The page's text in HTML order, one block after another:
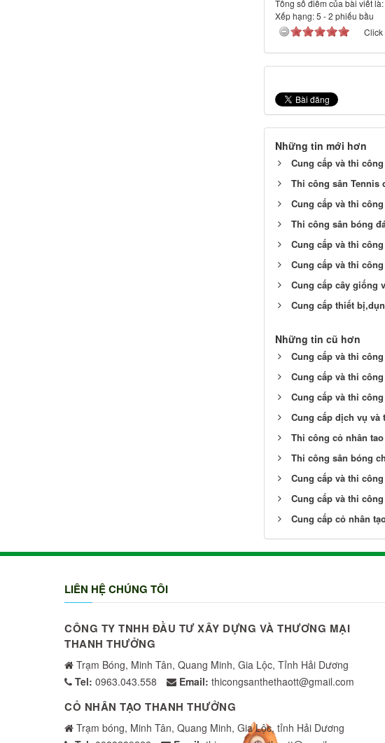
Tổng số điểm của bài viết
Xếp hạng:5 -2 phiếu bầu
Click
Những tin mới hơn
Cung cấp và thi
Thi công sân Tennis
Cung cấp và thi
Thi công sân bóng
Cung cấp và thi
Cung cấp và thi
Cung cấp cây giống
Cung cấp thiết
Những tin cũ hơn
Cung cấp và thi
Cung cấp và thi
Cung cấp và thi
Cung cấp dịch vụ
Thi công cỏ nhân
Thi công sân bóng
Cung cấp và thi
Cung cấp và thi
Cung cấp cỏ nhân
LIÊN HỆ CHÚNG TÔI
CÔNG TY TNHH ĐẦU TƯ XÂY DỰNG VÀ THƯƠNG MẠI
THANH THƯỞNG
Trạm Bóng, Minh Tân, Quang Minh, Gia Lộc, Tỉnh Hải Dương
Tel: 0963.043.558 Email: thicongsanthethaott@gmail.com
CỎ NHÂN TẠO THANH THƯỞNG
Trạm bóng, Minh Tân, Quang Minh, Gia Lộc, tỉnh Hải Dương